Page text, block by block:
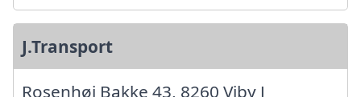
J.Transport
Rosenhøj Bakke 43, 8260 Viby J